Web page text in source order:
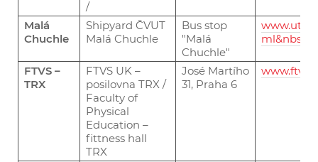
/
Malá
Chuchle
Shipyard ČVUT
Malá Chuchle
Bus stop
"Malá
Chuchle"
ml&nbsp
FTVS –
TRX
FTVS UK –
posilovna TRX /
Faculty of
Physical
Education –
fittness hall
TRX
José Martího
31, Praha 6